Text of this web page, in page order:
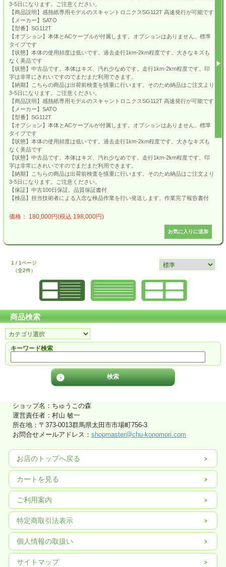
3-5日になります。ご注意ください。
【商品説明】感熱紙専用モデルのスキャントロニクスSG112T 高速発行が可能です
【メーカー】SATO
【型番】SG112T
【オプション】本体とACケーブルが付属します。オプションはありません。標準
タイプです
【状態】本体の使用頻度は低いです。過去走行1km-2km程度です。大きなキズも
なく美品です
【状態】中古品です。本体はキズ、汚れ少なめです。走行1km-2km程度です。印
字は非常にきれいですのでまだまだ利用できます。
【納期】こちらの商品は出荷前検査を慎重に行います。そのため納品はご注文より
3-5日になります。ご注意ください。
【商品説明】感熱紙専用モデルのスキャントロニクスSG112T 高速発行が可能です
【メーカー】SATO
【型番】SG112T
【オプション】本体とACケーブルが付属します。オプションはありません。標準
タイプです
【状態】本体の使用頻度は低いです。過去走行1km-2km程度です。大きなキズも
なく美品です
【状態】中古品です。本体はキズ、汚れ少なめです。走行1km-2km程度です。印
字は非常にきれいですのでまだまだ利用できます。
【納期】こちらの商品は出荷前検査を慎重に行います。そのため納品はご注文より
3-5日になります。ご注意ください。
【保証】中古100日保証。品質保証書付
【検品】担当技術者による入念な検品作業を行い発送します。作業完了報告書付
価格： 180,000円(税込 198,000円)
1 / 1ページ
（全2件）
商品検索
キーワード検索
ショップ名：ちゅうこの森
運営責任者：村山 敏一
所在地：〒373-0013群馬県太田市市場町756-3
お問合せメールアドレス： shopmaster@chu-konomori.com
お店のトップへ戻る
カートを見る
ご利用案内
特定商取引法表示
個人情報の取扱い
サイトマップ